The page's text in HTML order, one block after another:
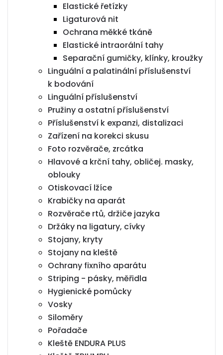
Elastické řetízky
Ligaturová nit
Ochrana měkké tkáně
Elastické intraorální tahy
Separační gumičky, klínky, kroužky
Linguální a palatinální příslušenství
k bodování
Linguální příslušenství
Pružiny a ostatní příslušenství
Příslušenství k expanzi, distalizaci
Zařízení na korekci skusu
Foto rozvěrače, zrcátka
Hlavové a krční tahy, obličej. masky,
oblouky
Otiskovací lžíce
Krabičky na aparát
Rozvěrače rtů, držiče jazyka
Držáky na ligatury, cívky
Stojany, kryty
Stojany na kleště
Ochrany fixního aparátu
Striping - pásky, měřidla
Hygienické pomůcky
Vosky
Siloměry
Pořadače
Kleště ENDURA PLUS